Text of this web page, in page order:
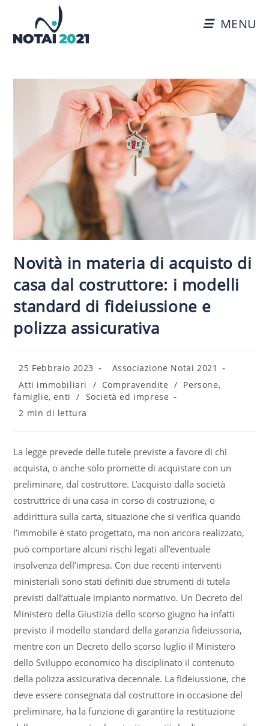
MENU
Novità in materia di acquisto di
casa dal costruttore: i modelli
standard di fideiussione e
polizza assicurativa
25 Febbraio 2023
Associazione Notai 2021
Atti immobiliari
/ Compravendite / Persone,
famiglie, enti
/ Società ed imprese
2 min di lettura
La legge prevede delle tutele previste a favore di chi
acquista, o anche solo promette di acquistare con un
preliminare, dal costruttore. L’acquisto dalla società
costruttrice di una casa in corso di costruzione, o
addirittura sulla carta, situazione che si verifica quando
l’immobile è stato progettato, ma non ancora realizzato,
può comportare alcuni rischi legati all’eventuale
insolvenza dell’impresa. Con due recenti interventi
ministeriali sono stati definiti due strumenti di tutela
previsti dall’attuale impianto normativo. Un Decreto del
Ministero della Giustizia dello scorso giugno ha infatti
previsto il modello standard della garanzia fideiussoria,
mentre con un Decreto dello scorso luglio il Ministero
dello Sviluppo economico ha disciplinato il contenuto
della polizza assicurativa decennale. La fideiussione, che
deve essere consegnata dal costruttore in occasione del
preliminare, ha la funzione di garantire la restituzione